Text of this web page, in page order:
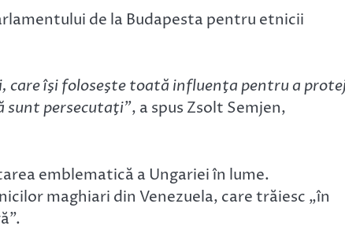
de la Budapesta pentru etnicii
care îşi foloseşte toată influenţa pentru a
sunt persecutaţi”, a spus Zsolt Semjen,
emblematică a Ungariei în lume.
maghiari din Venezuela, care trăiesc „în